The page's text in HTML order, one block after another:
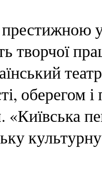
у
творчої
оберегом
«Київська